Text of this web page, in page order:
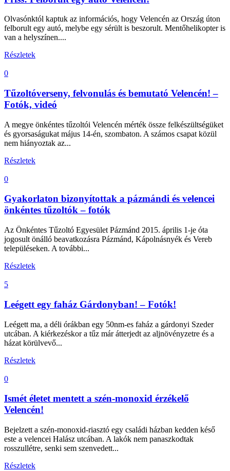
Olvasónktól kaptuk az információs, hogy Velencén az Ország úton
felborult egy autó, melybe egy sérült is beszorult. Mentőhelikopter is
van a helyszínen....
Részletek
0
Tűzoltóverseny, felvonulás és bemutató Velencén! –
Fotók, videó
A megye önkéntes tűzoltói Velencén mérték össze felkészültségüket
és gyorsaságukat május 14-én, szombaton. A számos csapat közül
nem hiányoztak az...
Részletek
0
Gyakorlaton bizonyítottak a pázmándi és velencei
önkéntes tűzoltók – fotók
Az Önkéntes Tűzoltó Egyesület Pázmánd 2015. április 1-je óta
jogosult önálló beavatkozásra Pázmánd, Kápolnásnyék és Vereb
településeken. A további...
Részletek
5
Leégett egy faház Gárdonyban! – Fotók!
Leégett ma, a déli órákban egy 50nm-es faház a gárdonyi Szeder
utcában. A kiérkezéskor a tűz már átterjedt az aljnövényzetre és a
házat körülvevő...
Részletek
0
Ismét életet mentett a szén-monoxid érzékelő
Velencén!
Bejelzett a szén-monoxid-riasztó egy családi házban kedden késő
este a velencei Halász utcában. A lakók nem panaszkodtak
rosszullétre, senki sem szenvedett...
Részletek